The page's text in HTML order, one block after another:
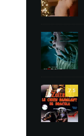
7.5